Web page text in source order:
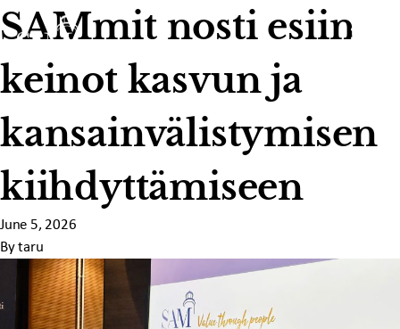
Skip to content
SAMmit nosti esiin
keinot kasvun ja
kansainvälistymisen
kiihdyttämiseen
June 5, 2026
By taru